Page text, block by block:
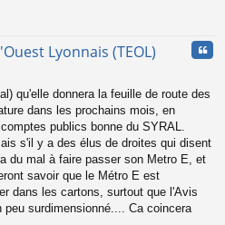
Lyonnais (TEOL)
qu'elle donnera la feuille de route des
dans les prochains mois, en
publics bonne du SYRAL.
s'il y a des élus de droites qui disent
du mal à faire passer son Metro E, et
savoir que le Métro E est
dans les cartons, surtout que l'Avis
peu surdimensionné.... Ca coincera